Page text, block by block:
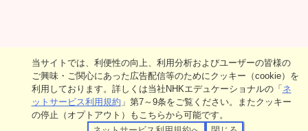
当サイトでは、利便性の向上、利用分析およびユーザーの皆様の
ご興味・ご関心にあった広告配信等のためにクッキー（cookie）を
利用しております。詳しくは当社NHKエデュケーショナルの「ネ
ットサービス利用規約 」第7～9条をご覧ください。またクッキー
の停止（オプトアウト）もこちらから可能です。